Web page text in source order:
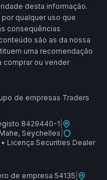
desta informação.
qualquer uso que
consequências
são as da nossa
uma recomendação
comprar ou vender
de empresas Traders
8429440-1
Seychelles
• Licença Securities Dealer
de empresa 54135